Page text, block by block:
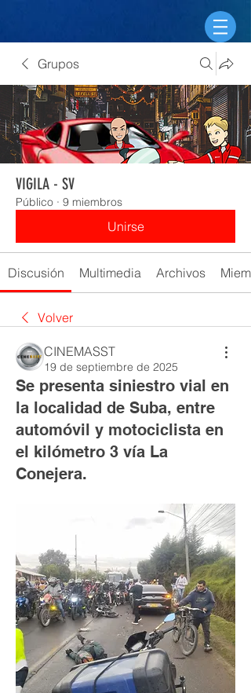
Grupos
VIGILA - SV
Público · 9 miembros
Unirse
Discusión Multimedia Archivos
Volver
CINEMASST
19 de septiembre de 2025
Se presenta siniestro vial en
la localidad de Suba, entre
automóvil y motociclista en
el kilómetro 3 vía La
Conejera.